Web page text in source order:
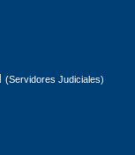
(Servidores Judiciales)